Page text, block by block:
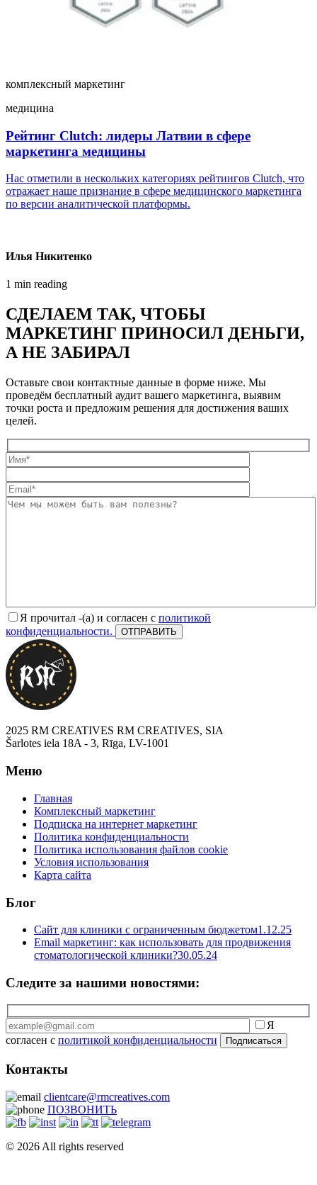
комплексный маркетинг
медицина
Рейтинг Clutch: лидеры Латвии в сфере
маркетинга медицины
Нас отметили в нескольких категориях рейтингов Clutch, что
отражает наше признание в сфере медицинского маркетинга
по версии аналитической платформы.
Илья Никитенко
1 min reading
СДЕЛАЕМ ТАК, ЧТОБЫ
МАРКЕТИНГ ПРИНОСИЛ ДЕНЬГИ,
А НЕ ЗАБИРАЛ
Оставьте свои контактные данные в форме ниже. Мы
проведём бесплатный аудит вашего маркетинга, выявим
точки роста и предложим решения для достижения ваших
целей.
Я прочитал -(а) и согласен с политикой
конфиденциальности.
2025 RM CREATIVES RM CREATIVES, SIA
Šarlotes iela 18A - 3, Rīga, LV-1001
Меню
Главная
Комплексный маркетинг
Подписка на интернет маркетинг
Политика конфиденциальности
Политика использования файлов cookie
Условия использования
Карта сайта
Блог
Сайт для клиники с ограниченным бюджетом1.12.25
Email маркетинг: как использовать для продвижения
стоматологической клиники?30.05.24
Следите за нашими новостями:
Я
согласен с политикой конфиденциальности
Контакты
clientcare@rmcreatives.com
ПОЗВОНИТЬ
© 2026 All rights reserved